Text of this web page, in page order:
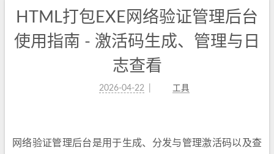
HTML打包EXE网络验证管理后台
使用指南 - 激活码生成、管理与日
志查看
2026-04-22 工具
网络验证管理后台是用于生成、分发与管理激活码以及查